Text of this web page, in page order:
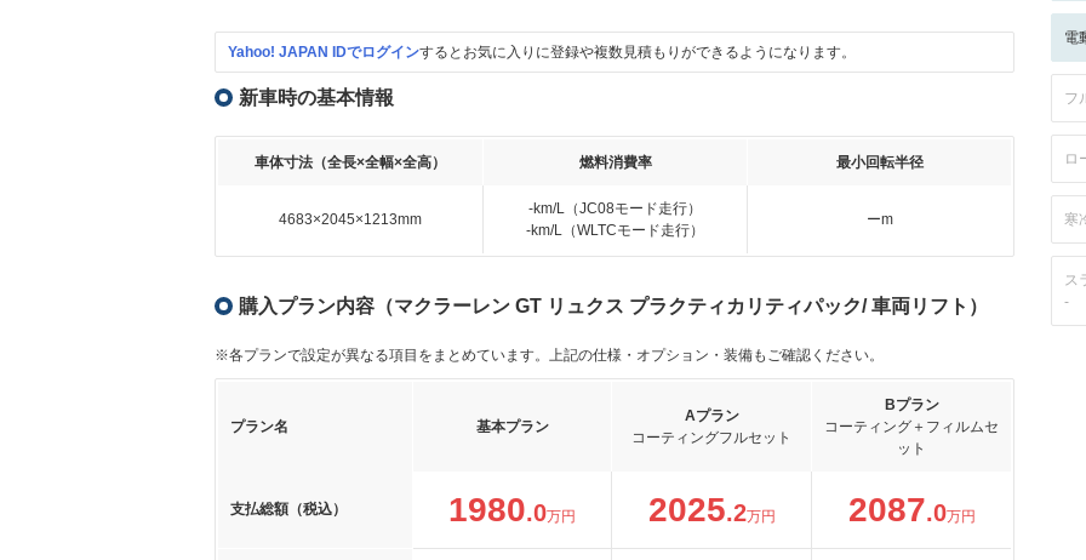
Yahoo! JAPAN IDでログインするとお気に入りに登録や複数見積もりができるようになります。
新車時の基本情報
車体寸法（全長×全幅×全高） 燃料消費率 最小回転半径
4683×2045×1213mm
-km/L（JC08モード走行）
-km/L（WLTCモード走行）
ーm
購入プラン内容（マクラーレン GT リュクス プラクティカリティパック/ 車両リフト）
※各プランで設定が異なる項目をまとめています。上記の仕様・オプション・装備もご確認ください。
プラン名 基本プラン
Aプラン
コーティングフルセット
Bプラン
コーティング＋フィルムセ
ット
支払総額（税込） 1980.0万円 2025.2万円 2087.0万円
電
フ
ロ
寒
ス
-